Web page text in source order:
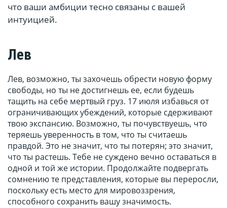
что ваши амбиции тесно связаны с вашей
интуицией.
Лев
Лев, возможно, ты захочешь обрести новую форму
свободы, но ты не достигнешь ее, если будешь
тащить на себе мертвый груз. 17 июля избавься от
ограничивающих убеждений, которые сдерживают
твою экспансию. Возможно, ты почувствуешь, что
теряешь уверенность в том, что ты считаешь
правдой. Это не значит, что ты потерян; это значит,
что ты растешь. Тебе не суждено вечно оставаться в
одной и той же истории. Продолжайте подвергать
сомнению те представления, которые вы переросли,
поскольку есть место для мировоззрения,
способного сохранить вашу значимость.